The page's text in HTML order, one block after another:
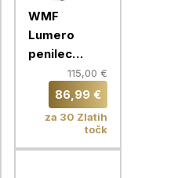
WMF
Lumero
penilec
115,00 €
86,99 €
za 30 Zlatih
točk